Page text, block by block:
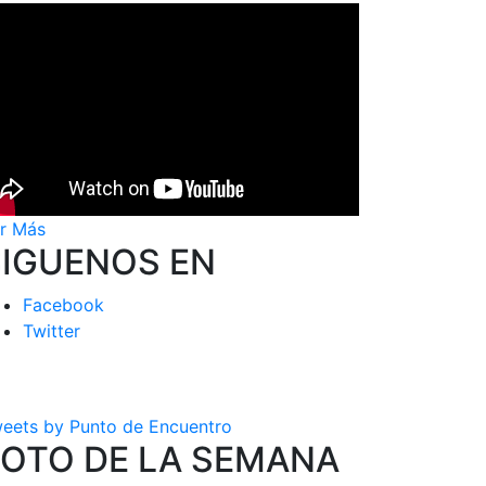
Más
EN
Facebook
Twitter
by Punto de Encuentro
DE LA SEMANA